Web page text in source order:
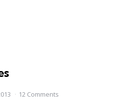
12 Comments